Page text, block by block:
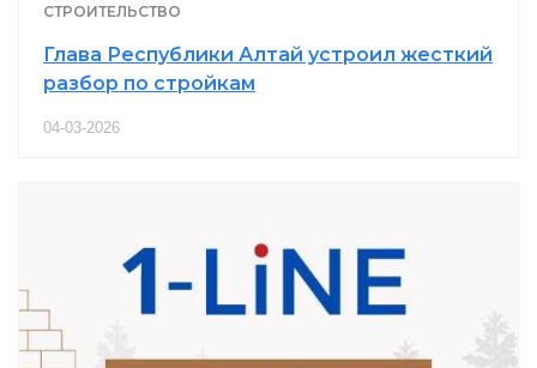
СТРОИТЕЛЬСТВО
Глава Республики Алтай устроил жесткий
разбор по стройкам
04-03-2026